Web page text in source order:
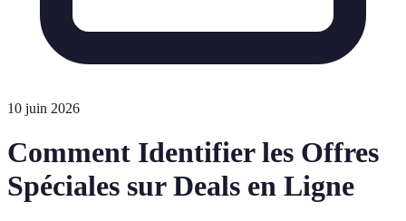
10 juin 2026
Comment Identifier les Offres
Spéciales sur Deals en Ligne